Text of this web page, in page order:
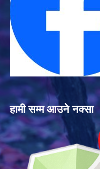
हामी सम्म आउने नक्सा